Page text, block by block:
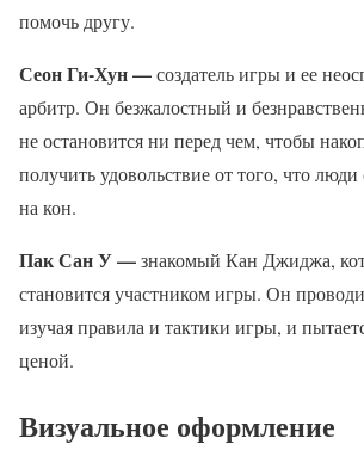
помочь другу.
Сеон Ги-Хун —создатель игры и ее
арбитр. Он безжалостный и
не остановится ни перед чем, чтобы
получить удовольствие от того, что
на кон.
Пак Сан У —знакомый Кан Джиджа,
становится участником игры. Он
изучая правила и тактики игры, и
ценой.
Визуальное оформление